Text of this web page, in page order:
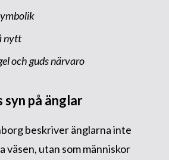
nytt
och guds närvaro
på änglar
beskriver änglarna inte
väsen, utan som människor